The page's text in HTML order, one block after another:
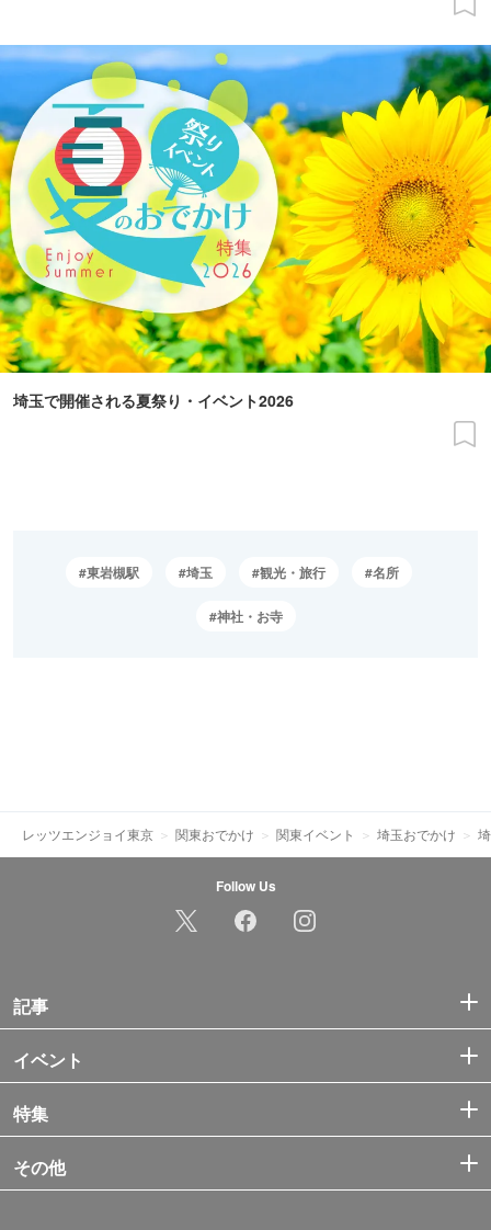
埼玉で開催される夏祭り・イベント2026
東岩槻駅 埼玉 観光・旅行 名所
神社・お寺
レッツエンジョイ東京 関東おでかけ 関東イベント 埼玉おでかけ
Follow Us
記事
イベント
特集
その他